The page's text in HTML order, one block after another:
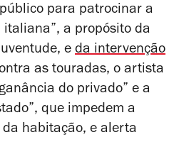
para patrocinar a
a propósito da
e da intervenção
as touradas, o artista
do privado” e a
que impedem a
da habitação, e alerta